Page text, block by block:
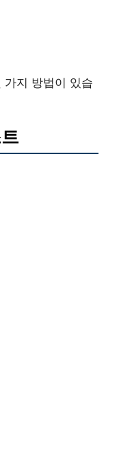
가지 방법이 있습